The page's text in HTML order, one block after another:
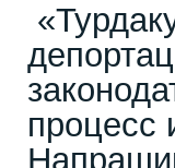
процесс